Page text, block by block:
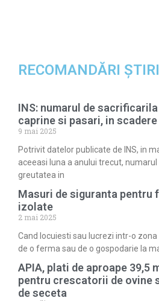
RECOMANDĂRI
INS: numarul de
caprine si pasari, in scadere
9 mai 2025
Potrivit datelor publicate de INS, in
aceeasi luna a anului trecut,
greutatea in
Masuri de siguranta pentru
izolate
2 mai 2025
Cand locuiesti sau lucrezi intr-o
de o ferma sau de o gospodarie la
APIA, plati de aproape 39,5
pentru crescatorii de ovine
de seceta